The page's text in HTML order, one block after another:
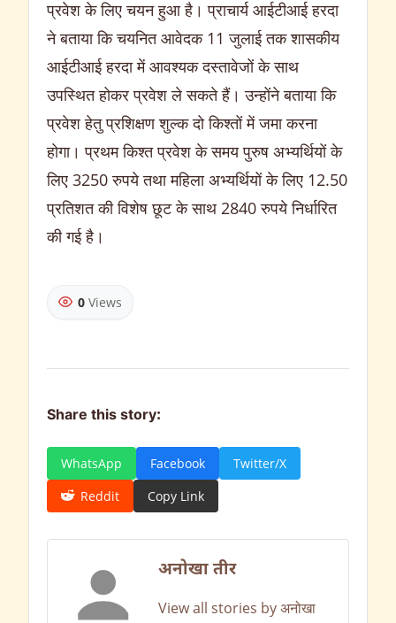
प्रवेश के लिए चयन हुआ है। प्राचार्य आईटीआई हरदा
ने बताया कि चयनित आवेदक 11 जुलाई तक शासकीय
आईटीआई हरदा में आवश्यक दस्तावेजों के साथ
उपस्थित होकर प्रवेश ले सकते हैं। उन्होंने बताया कि
प्रवेश हेतु प्रशिक्षण शुल्क दो किश्तों में जमा करना
होगा। प्रथम किश्त प्रवेश के समय पुरुष अभ्यर्थियों के
लिए 3250 रुपये तथा महिला अभ्यर्थियों के लिए 12.50
प्रतिशत की विशेष छूट के साथ 2840 रुपये निर्धारित
की गई है।
0 Views
Share this story:
WhatsApp Facebook
Twitter/X
Reddit
Copy Link
अनोखा तीर
View all stories by अनोखा